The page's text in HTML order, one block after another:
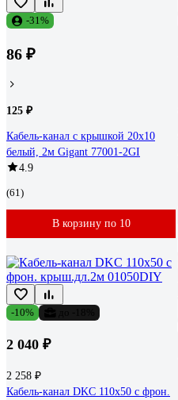
-31%
86 ₽
125 ₽
Кабель-канал с крышкой 20x10
белый, 2м Gigant 77001-2GI
4.9
(61)
В корзину по 10
-10%
2 040 ₽
2 258 ₽
Кабель-канал DKC 110x50 с фрон.